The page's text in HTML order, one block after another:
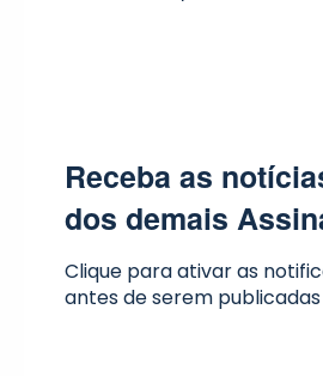
Receba as
dos demais
Clique para ativar as
antes de serem publicadas